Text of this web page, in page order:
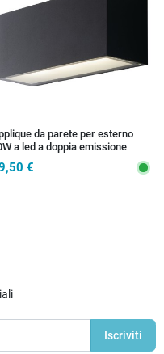
da parete per esterno
a led a doppia emissione
€